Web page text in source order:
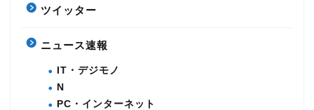
ツイッター
ニュース速報
IT・デジモノ
N
PC・インターネット